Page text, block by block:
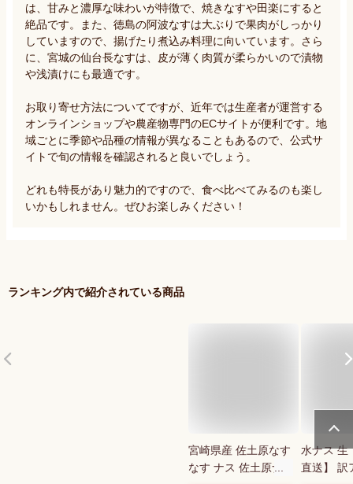
は、甘みと濃厚な味わいが特徴で、焼きなすや田楽にすると
絶品です。また、徳島の阿波なすは大ぶりで果肉がしっかり
していますので、揚げたり煮込み料理に向いています。さら
に、宮城の仙台長なすは、皮が薄く肉質が柔らかいので漬物
や浅漬けにも最適です。
お取り寄せ方法についてですが、近年では生産者が運営する
オンラインショップや農産物専門のECサイトが便利です。地
域ごとに季節や品種の情報が異なることもあるので、公式サ
イトで旬の情報を確認されると良いでしょう。
どれも特長があり魅力的ですので、食べ比べてみるのも楽し
いかもしれません。ぜひお楽しみください！
ランキング内で紹介されている商品
宮崎県産 佐土原なす
なす ナス 佐土原ナ
水ナス 生
直送】 訳